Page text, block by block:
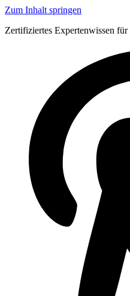
Zum Inhalt springen
Zertifiziertes Expertenwissen